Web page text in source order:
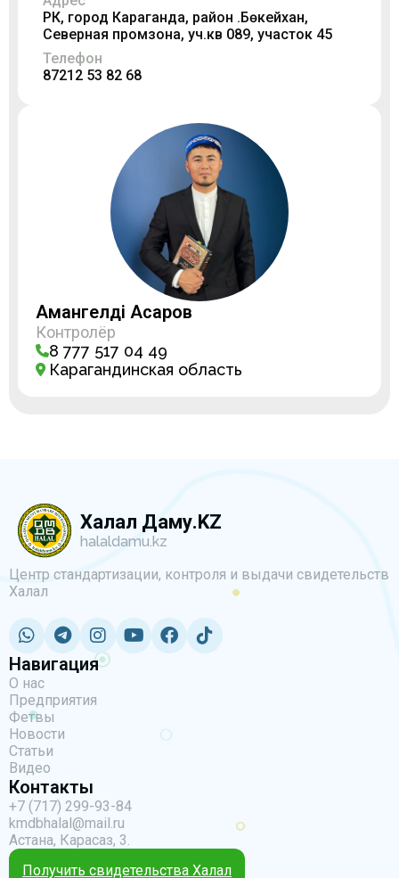
РК, город Караганда, район Ә.Бөкейхан,
Северная промзона, уч.кв 089, участок 45
Телефон
87212 53 82 68
Амангелді Асқаров
Контролёр
8 777 517 04 49
Карагандинская область
Халал Даму.KZ
halaldamu.kz
Центр стандартизации, контроля и выдачи свидетельств
Халал
Навигация
О нас
Предприятия
Фетвы
Новости
Статьи
Видео
Контакты
+7 (717) 299-93-84
kmdbhalal@mail.ru
Астана, Карасаз, 3.
Получить свидетельства Халал